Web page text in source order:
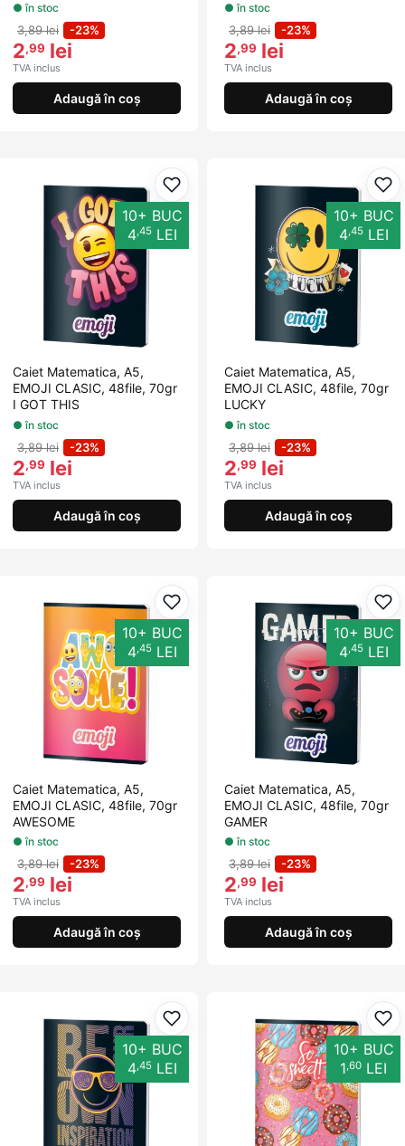
● în stoc
3,89 lei -23%
2,99 lei
TVA inclus
Adaugă în coș
● în stoc
3,89 lei -23%
2,99 lei
TVA inclus
Adaugă în coș
Adaugă la favorite
10+ BUC
4,45LEI
Caiet Matematica, A5,
EMOJI CLASIC, 48file, 70gr
I GOT THIS
● în stoc
3,89 lei -23%
2,99 lei
TVA inclus
Adaugă în coș
10+ BUC
4,45LEI
Caiet Matematica, A5,
EMOJI CLASIC, 48file, 70gr
LUCKY
● în stoc
3,89 lei -23%
2,99 lei
TVA inclus
Adaugă în coș
Adaugă la favorite
10+ BUC
4,45LEI
Caiet Matematica, A5,
EMOJI CLASIC, 48file, 70gr
AWESOME
● în stoc
3,89 lei -23%
2,99 lei
TVA inclus
Adaugă în coș
10+ BUC
4,45LEI
Caiet Matematica, A5,
EMOJI CLASIC, 48file, 70gr
GAMER
● în stoc
3,89 lei -23%
2,99 lei
TVA inclus
Adaugă în coș
Adaugă la favorite
10+ BUC
4 ,45LEI
10+ BUC
1 ,60 LEI